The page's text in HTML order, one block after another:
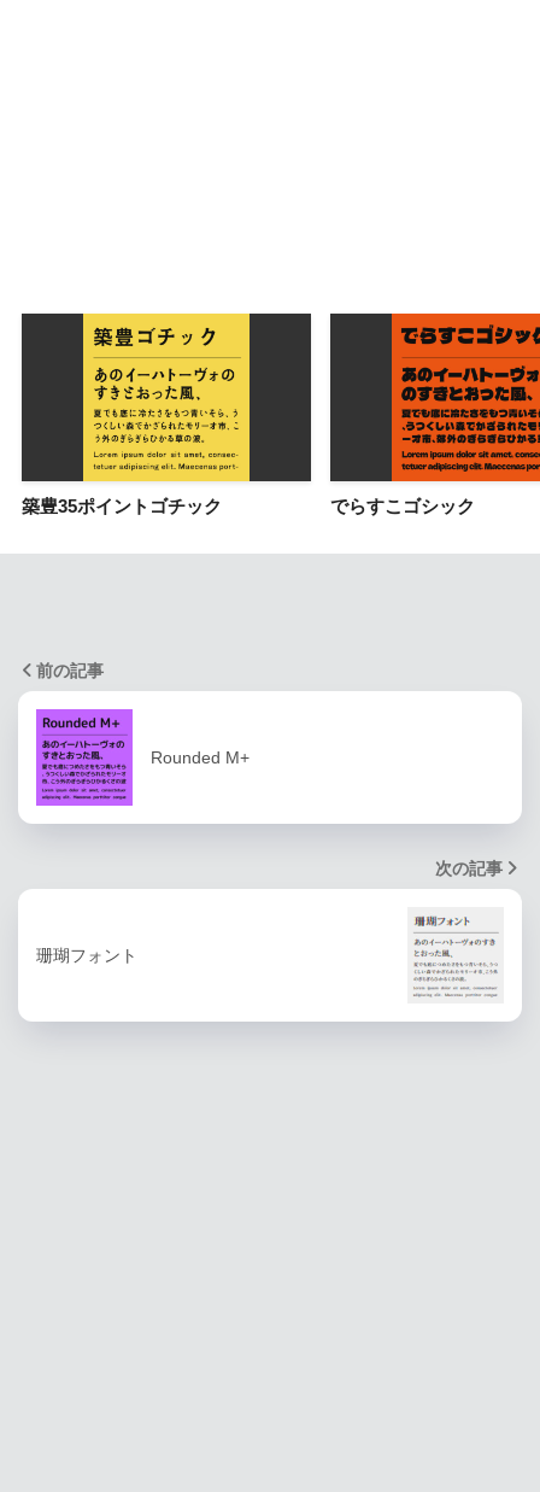
築豊35ポイントゴチック でらすこゴシック
前の記事
Rounded M+
次の記事
珊瑚フォント